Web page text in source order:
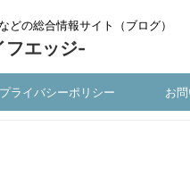
どの総合情報サイト（ブログ）
エッジ-
プライバシーポリシー お